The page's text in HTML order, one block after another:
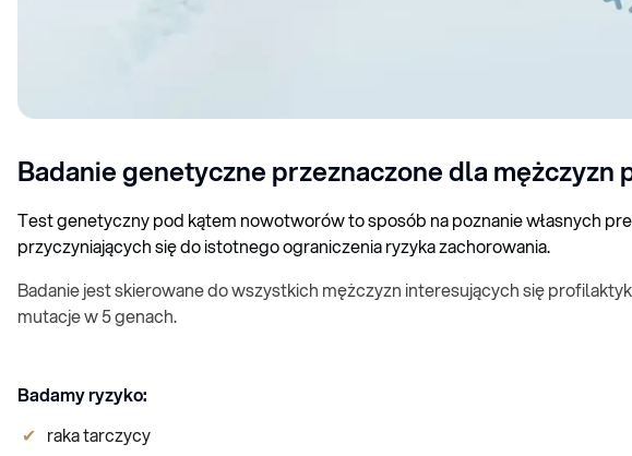
Badanie genetyczne przeznaczone dla
Test genetyczny pod kątem nowotworów to sposób na poznanie własnych
przyczyniających się do istotnego ograniczenia ryzyka zachorowania.
Badanie jest skierowane do wszystkich mężczyzn interesujących się
mutacje w 5 genach.
Badamy ryzyko:
raka tarczycy